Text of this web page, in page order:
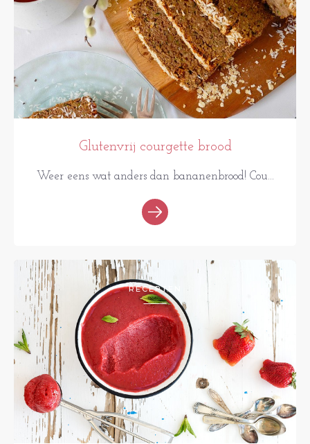
Glutenvrij courgette brood
Weer eens wat anders dan bananenbrood! Cou...
RECEPTEN